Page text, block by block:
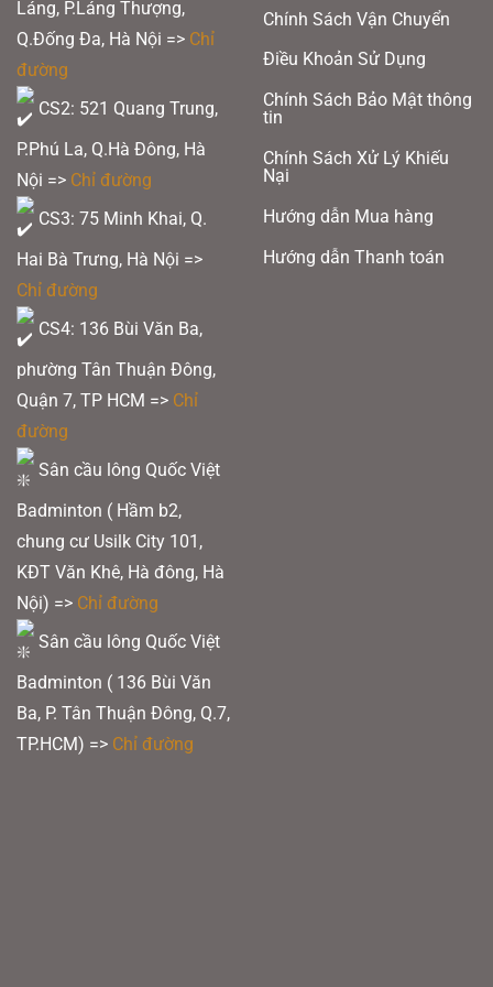
HDF SHOCK ABSORPTION SYSTEM
ULTRA CARBON
: Công nghệ này giúp gia tăng độ cứng và độ ổn định cho
khung vợt bên cạnh đó còn giúp chống xoắn trục, giúp vợt đạt được độ bền
cao nhất, đem lại sự chính xác hơn cho từng cú đánh.
nghệ cao
TB NANO + M50 + SUPER CARBON:
carbon graphite thế hệ mới, có độ bền cao hơn và độ đàn hồi tốt hơn, mang
đến lực đập lớn hơn. Điều này cải thiện sức mạnh của cây vợt, cung cấp cho
người chơi sự trải nghiệm tốt hơn.
Láng, P.Láng Thượng,
Q.Đống Đa, Hà Nội => Chỉ
đường
CS2: 521 Quang Trung,
P.Phú La, Q.Hà Đông, Hà
Nội => Chỉ đường
CS3: 75 Minh Khai, Q.
Hai Bà Trưng, Hà Nội =>
Chỉ đường
CS4: 136 Bùi Văn Ba,
phường Tân Thuận Đông,
Quận 7, TP HCM => Chỉ
đường
Sân cầu lông Quốc Việt
Badminton ( Hầm b2,
chung cư Usilk City 101,
KĐT Văn Khê, Hà đông, Hà
Nội) => Chỉ đường
Sân cầu lông Quốc Việt
Badminton ( 136 Bùi Văn
Ba, P. Tân Thuận Đông, Q.7,
TP.HCM) => Chỉ đường
Chính Sách Vận Chuyển
Điều Khoản Sử Dụng
Chính Sách Bảo Mật thông
tin
Chính Sách Xử Lý Khiếu
Nại
Hướng dẫn Mua hàng
Hướng dẫn Thanh toán